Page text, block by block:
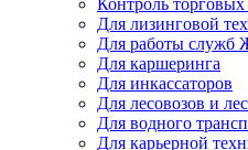
Контроль торговых
Для лизинговой
Для работы
Для каршеринга
Для инкассаторов
Для лесовозов и
Для водного
Для карьерной